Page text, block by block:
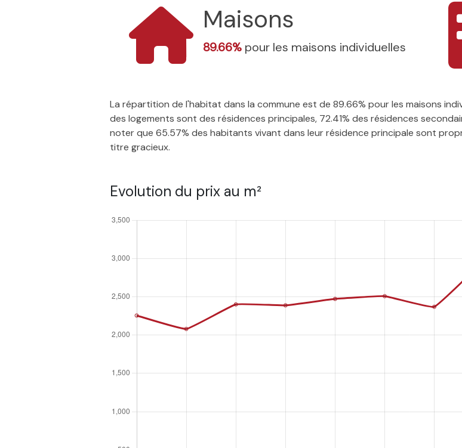
Maisons
89.66% pour les maisons individuelles
La répartition de l'habitat dans la commune est de 89.66% pour les maisons
des logements sont des résidences principales, 72.41% des résidences
noter que 65.57% des habitants vivant dans leur résidence principale sont
titre gracieux.
Evolution du prix au m²